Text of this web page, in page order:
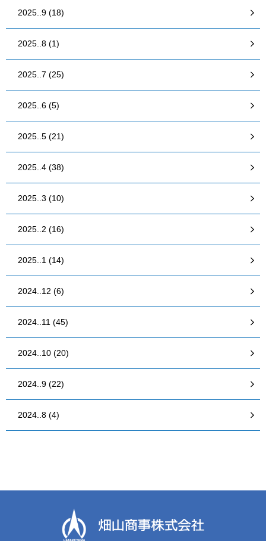
2025..9 (18)
2025..8 (1)
2025..7 (25)
2025..6 (5)
2025..5 (21)
2025..4 (38)
2025..3 (10)
2025..2 (16)
2025..1 (14)
2024..12 (6)
2024..11 (45)
2024..10 (20)
2024..9 (22)
2024..8 (4)